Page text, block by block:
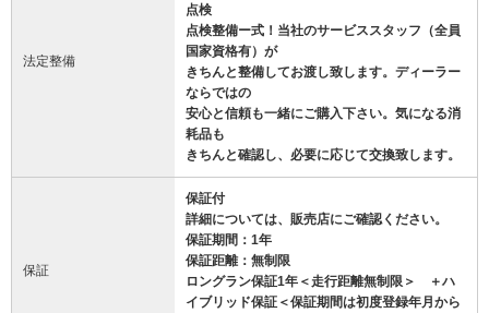
法定整備
点検
点検整備ー式！当社のサービススタッフ（全員
国家資格有）が
きちんと整備してお渡し致します。ディーラー
ならではの
安心と信頼も一緒にご購入下さい。気になる消
耗品も
きちんと確認し、必要に応じて交換致します。
保証
保証付
詳細については、販売店にご確認ください。
保証期間：1年
保証距離：無制限
ロングラン保証1年＜走行距離無制限＞ ＋ハ
イブリッド保証＜保証期間は初度登録年月から